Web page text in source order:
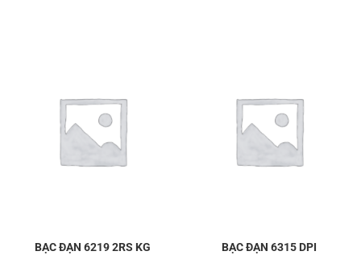
BẠC ĐẠN 6219 2RS KG BẠC ĐẠN 6315 DPI